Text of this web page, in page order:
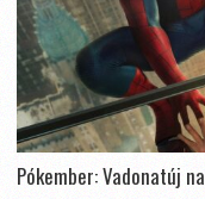
Pókember: Vadonatúj